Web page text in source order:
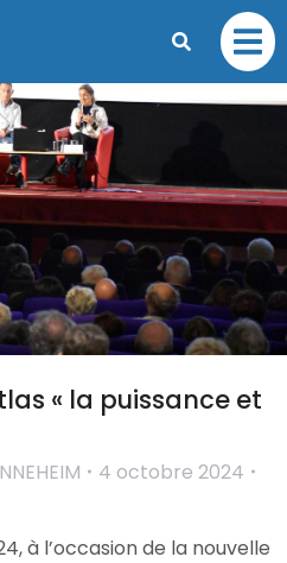
« la puissance et
4 octobre 2024
à l’occasion de la nouvelle